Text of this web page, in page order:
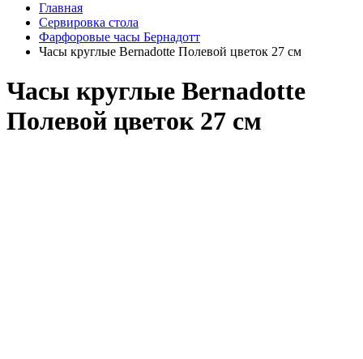
Главная
Сервировка стола
Фарфоровые часы Бернадотт
Часы круглые Bernadotte Полевой цветок 27 см
Часы круглые Bernadotte
Полевой цветок 27 см